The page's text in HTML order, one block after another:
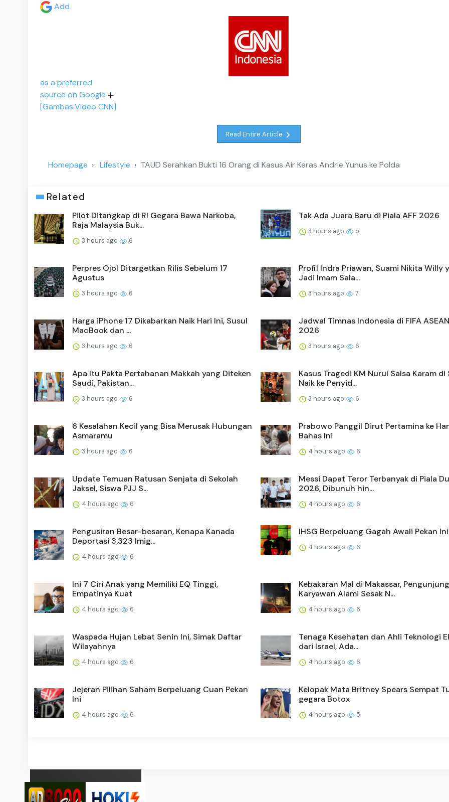
Add
as a preferred
source on Google
[Gambas:Video CNN]
Read Entire Article
Homepage Lifestyle TAUD Serahkan Bukti 16 Orang di Kasus Air Keras Andrie Yunus ke Polda
Related
Pilot Ditangkap di RI Gegara Bawa Narkoba,
Raja Malaysia Buk...
3 hours ago 6
Tak Ada Juara Baru di Piala AFF 2026
3 hours ago 5
Perpres Ojol Ditargetkan Rilis Sebelum 17
Agustus
3 hours ago 6
Profil Indra Priawan, Suami Nikita Willy
Jadi Imam Sala...
3 hours ago 7
Harga iPhone 17 Dikabarkan Naik Hari Ini, Susul
MacBook dan ...
3 hours ago 6
Jadwal Timnas Indonesia di FIFA
2026
3 hours ago 6
Apa Itu Pakta Pertahanan Makkah yang Diteken
Saudi, Pakistan...
3 hours ago 6
Kasus Tragedi KM Nurul Salsa Karam di
Naik ke Penyid...
3 hours ago 6
6 Kesalahan Kecil yang Bisa Merusak Hubungan
Asmaramu
3 hours ago 6
Prabowo Panggil Dirut Pertamina ke
Bahas Ini
4 hours ago 6
Update Temuan Ratusan Senjata di Sekolah
Jaksel, Siswa PJJ S...
4 hours ago 6
Messi Dapat Teror Terbanyak di Piala
2026, Dibunuh hin...
4 hours ago 6
Pengusiran Besar-besaran, Kenapa Kanada
Deportasi 3.323 Imig...
4 hours ago 6
IHSG Berpeluang Gagah Awali Pekan Ini
4 hours ago 6
Ini 7 Ciri Anak yang Memiliki EQ Tinggi,
Empatinya Kuat
4 hours ago 6
Kebakaran Mal di Makassar,
Karyawan Alami Sesak N...
4 hours ago 6
Waspada Hujan Lebat Senin Ini, Simak Daftar
Wilayahnya
4 hours ago 6
Tenaga Kesehatan dan Ahli Teknologi
dari Israel, Ada...
4 hours ago 6
Jejeran Pilihan Saham Berpeluang Cuan Pekan
Ini
4 hours ago 6
Kelopak Mata Britney Spears Sempat
gegara Botox
4 hours ago 5